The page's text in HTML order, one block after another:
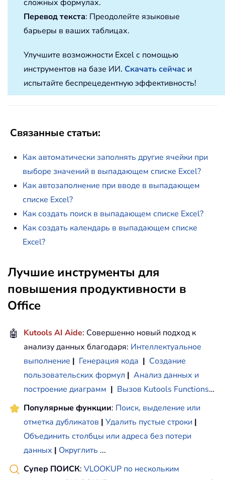
сложных формулах.
Перевод текста: Преодолейте языковые
барьеры в ваших таблицах.
Улучшите возможности Excel с помощью
инструментов на базе ИИ. Скачать сейчас и
испытайте беспрецедентную эффективность!
Связанные статьи:
Как автоматически заполнять другие ячейки при
выборе значений в выпадающем списке Excel?
Как автозаполнение при вводе в выпадающем
списке Excel?
Как создать поиск в выпадающем списке Excel?
Как создать календарь в выпадающем списке
Excel?
Лучшие инструменты для
повышения продуктивности в
Office
🤖 Kutools AI Aide: Совершенно новый подход к
анализу данных благодаря: Интеллектуальное
выполнение | Генерация кода | Создание
пользовательских формул | Анализ данных и
построение диаграмм | Вызов Kutools Functions…
Популярные функции: Поиск, выделение или
отметка дубликатов | Удалить пустые строки |
Объединить столбцы или адреса без потери
данных | Округлить ...
Супер ПОИСК: VLOOKUP по нескольким